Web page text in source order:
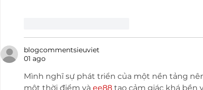
blogcommentsieuviet
01 ago
Mình nghĩ sự phát triển của một nền tảng
một thời điểm và ee88 tạo cảm giác khá bền